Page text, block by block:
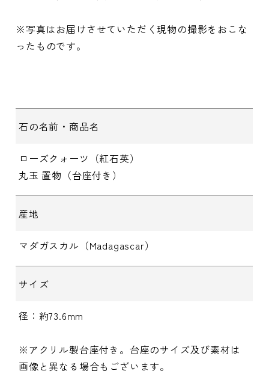
※写真はお届けさせていただく現物の撮影をおこな
ったものです。
石の名前・商品名
ローズクォーツ（紅石英）
丸玉 置物（台座付き）
産地
マダガスカル（Madagascar）
サイズ
径：約73.6mm
※アクリル製台座付き。台座のサイズ及び素材は
画像と異なる場合もございます。